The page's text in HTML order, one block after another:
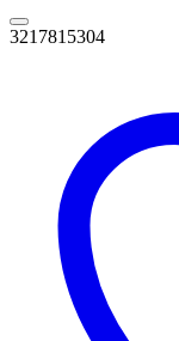
3217815304